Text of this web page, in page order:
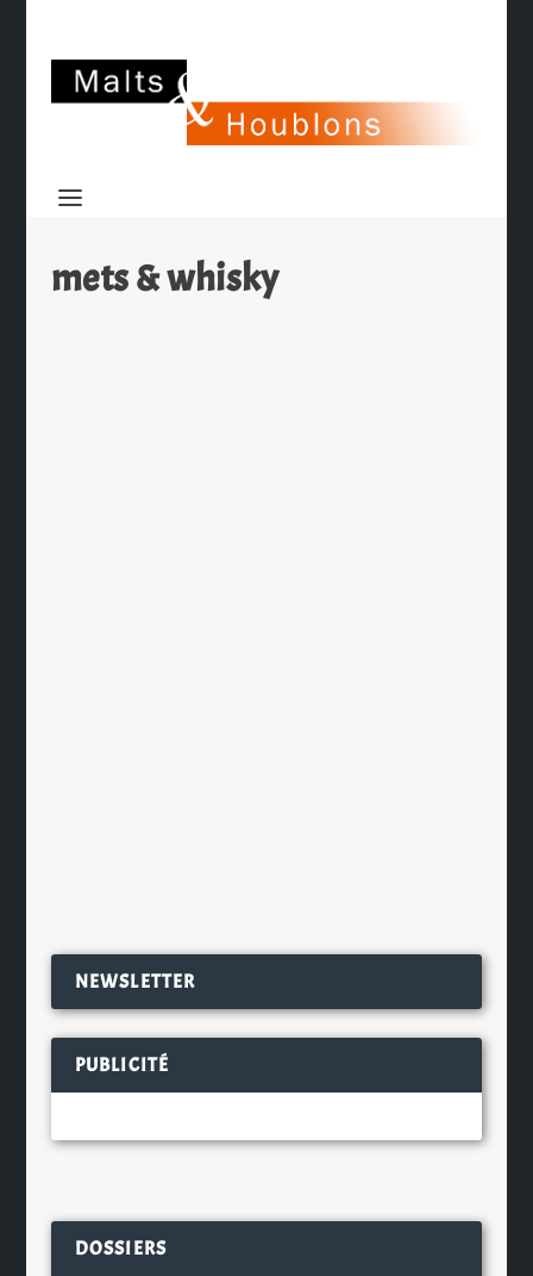
mets & whisky
NEWSLETTER
PUBLICITÉ
DOSSIERS